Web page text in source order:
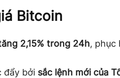
Bitcoin
2,15% trong 24h, phục
đẩy bởi sắc lệnh mới của